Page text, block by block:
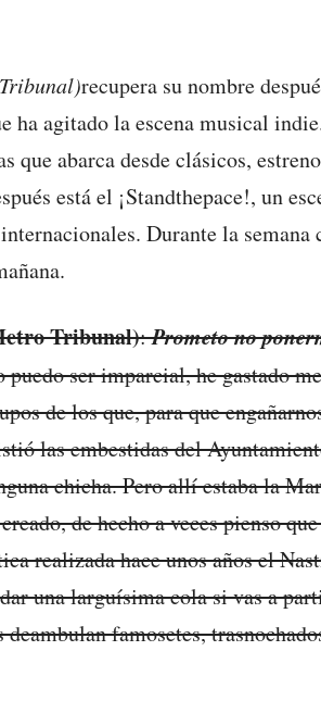
recupera su nombre
ha agitado la escena musical
que abarca desde clásicos,
está el ¡Standthepace!, un
Durante la
Tribunal):Prometo no
puedo ser imparcial, he gastado
de los que, para que
las embestidas del
chicha. Pero allí estaba la
de hecho a veces pienso
realizada hace unos años el
una larguísima cola si vas a
deambulan famosetes,